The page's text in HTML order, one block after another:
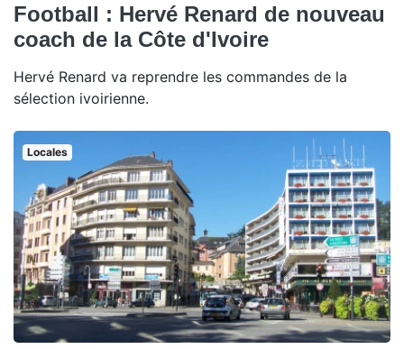
Football : Hervé Renard de nouveau
coach de la Côte d'Ivoire
Hervé Renard va reprendre les commandes de la
sélection ivoirienne.
Locales